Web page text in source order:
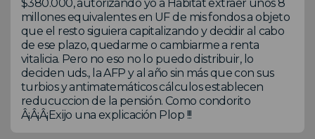
$380.000, autorizando yo a Habitat extraer unos 8
millones equivalentes en UF de mis fondos a objeto
que el resto siguiera capitalizando y decidir al cabo
de ese plazo, quedarme o cambiarme a renta
vitalicia. Pero no eso no lo puedo distribuir, lo
deciden uds., la AFP y al año sin más que con sus
turbios y antimatemáticos cálculos establecen
reducuccion de la pensión. Como condorito
Â¡Â¡Â¡Exijo una explicación Plop !!!